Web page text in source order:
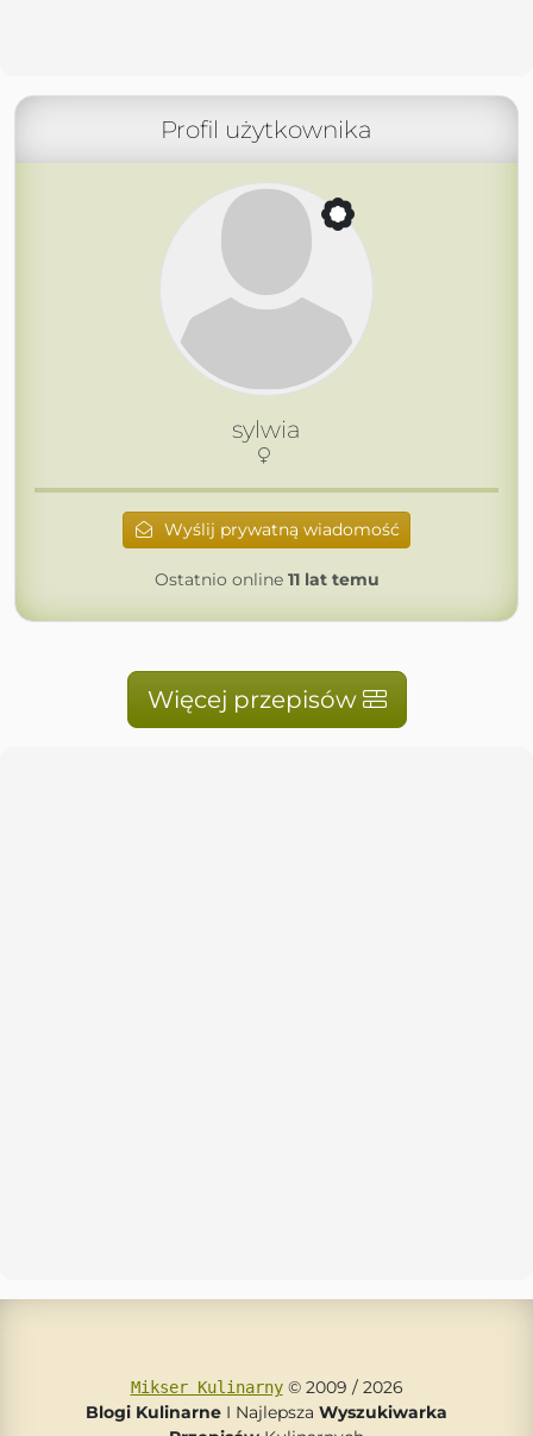
Profil użytkownika
sylwia
Wyślij prywatną wiadomość
Ostatnio online 11 lat temu
Więcej przepisów
Mikser Kulinarny© 2009 / 2026
Blogi Kulinarne I Najlepsza Wyszukiwarka